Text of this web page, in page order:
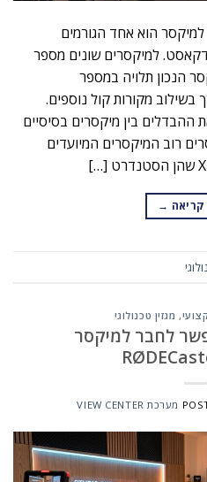
הוא אחד הגורמים
למיקסרים שונים מספר
הנכון תלויה במספר
מקורות קול נוספים.
ההבדלים בין מיקסרים בסיסיים
רוב המיקסרים המיועדים
→
, מגזין טכנולוגי
לחבר למיקסר
מערכת VIEW CENTER